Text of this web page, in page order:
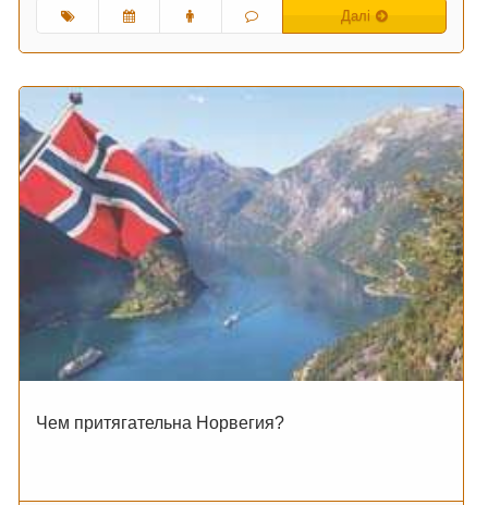
Далі
Чем притягательна Норвегия?